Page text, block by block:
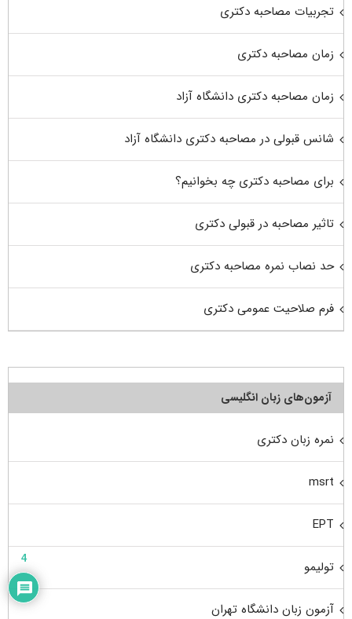
تجربیات مصاحبه دکتری
زمان مصاحبه دکتری
زمان مصاحبه دکتری دانشگاه آزاد
شانس قبولی در مصاحبه دکتری دانشگاه آزاد
برای مصاحبه دکتری چه بخوانیم؟
تاثیر مصاحبه در قبولی دکتری
حد نصاب نمره مصاحبه دکتری
فرم صلاحیت عمومی دکتری
آزمون‌های زبان انگلیسی
نمره زبان دکتری
msrt
EPT
تولیمو
آزمون زبان دانشگاه تهران
4